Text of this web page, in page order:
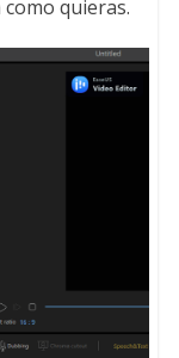
quieras.